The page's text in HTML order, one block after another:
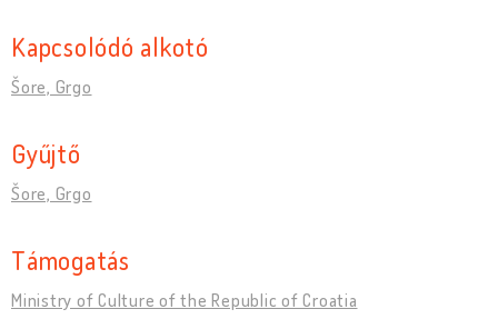
Kapcsolódó alkotó
Šore, Grgo
Gyűjtő
Šore, Grgo
Támogatás
Ministry of Culture of the Republic of Croatia